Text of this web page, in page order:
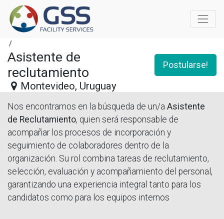
Postularse!
/
Asistente de
reclutamiento
Montevideo, Uruguay
Nos encontramos en la búsqueda de un/a Asistente
de Reclutamiento, quien será responsable de
acompañar los procesos de incorporación y
seguimiento de colaboradores dentro de la
organización. Su rol combina tareas de reclutamiento,
selección, evaluación y acompañamiento del personal,
garantizando una experiencia integral tanto para los
candidatos como para los equipos internos